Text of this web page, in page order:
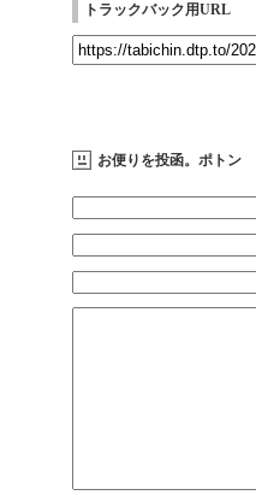
トラックバック用URL
お便りを投函。ポトン